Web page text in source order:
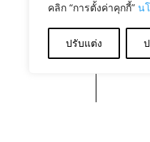
คลิก “การตั้งค่าคุกกี้” น
ปรับแต่ง